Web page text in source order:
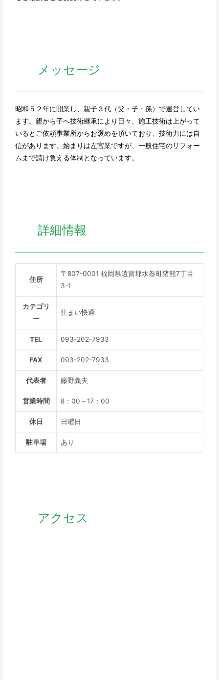
メッセージ
昭和５２年に開業し、親子３代（父・子・孫）で運営してい
ます。親から子へ技術継承により日々、施工技術は上がって
いるとご依頼事業所からお褒めを頂いており、技術力には自
信があります。始まりは左官業ですが、一般住宅のリフォー
ムまで請け負える体制となっています。
詳細情報
住所
〒807-0001 福岡県遠賀郡水巻町猪熊7丁目
3-1
カテゴリ
ー
住まい快適
TEL 093-202-7933
FAX 093-202-7933
代表者 藤野義夫
営業時間 8：00～17：00
休日 日曜日
駐車場 あり
アクセス